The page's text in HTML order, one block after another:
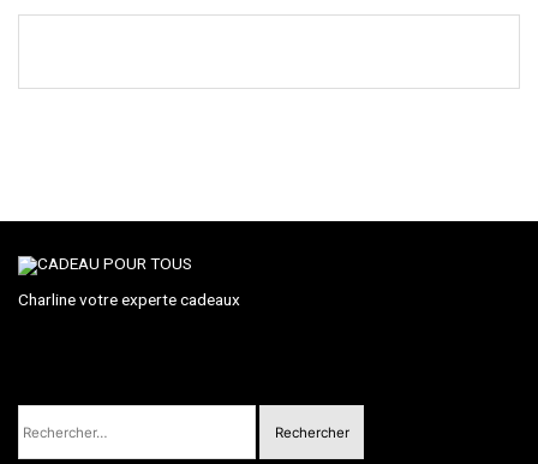
Charline votre experte cadeaux
Rechercher :